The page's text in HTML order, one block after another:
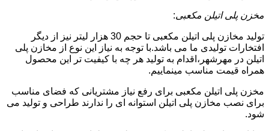
مخزن پلی اتیلن مکعبی:
تولید مخازن پلی اتیلن مکعبی تا حجم 30 هزار لیتر نیز از دیگر
افتخارات تولیدی ما می باشد.با توجه به نیاز این نوع از مخازن پلی
اتیلن در مهرشهر،اقدام به تولید هر چه با کیفیت تر این محصول
همراه قیمت مناسب مینماییم.
مخزن پلی اتیلن مکعبی برای رفع نیاز مشتریانی که فضای مناسب
برای نصب مخازن پلی اتیلن استوانه ای را ندارند طراحی و تولید می
شود.